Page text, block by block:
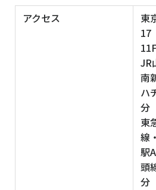
アクセス
東
17
JR
南
ハ
分
東
線
駅
頭
分